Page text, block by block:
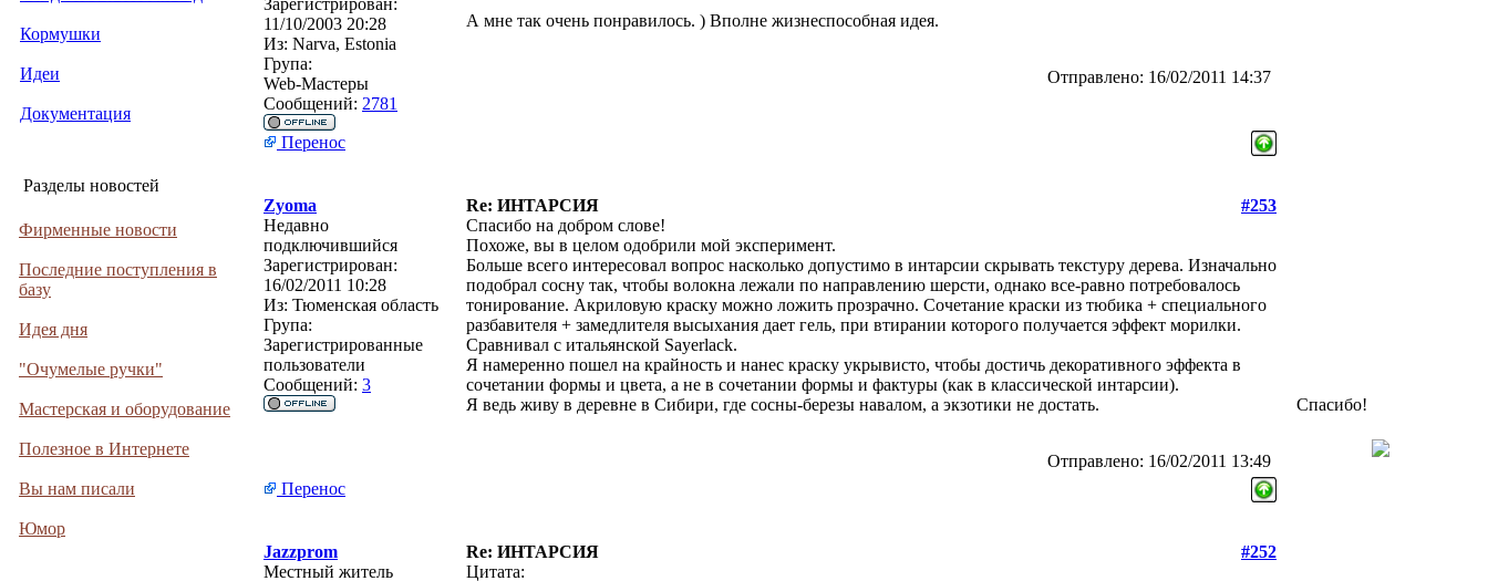
Кормушки
Идеи
Документация
Разделы новостей
Фирменные новости
Последние поступления в
базу
Идея дня
"Очумелые ручки"
Мастерская и оборудование
Полезное в Интернете
Вы нам писали
Юмор
Зарегистрирован:
11/10/2003 20:28
Из: Narva, Estonia
Група:
Web-Мастеры
Сообщений: 2781
А мне так очень понравилось. ) Вполне жизнеспособная идея.
Отправлено: 16/02/2011 14:37
Перенос
Zyoma Re: ИНТАРСИЯ
#253
Недавно
подключившийся
Зарегистрирован:
16/02/2011 10:28
Из: Тюменская область
Група:
Зарегистрированные
пользователи
Сообщений: 3
Спасибо на добром слове!
Похоже, вы в целом одобрили мой эксперимент.
Больше всего интересовал вопрос насколько допустимо в интарсии скрывать текстуру дерева. Изначально
подобрал сосну так, чтобы волокна лежали по направлению шерсти, однако все-равно потребовалось
тонирование. Акриловую краску можно ложить прозрачно. Сочетание краски из тюбика + специального
разбавителя + замедлителя высыхания дает гель, при втирании которого получается эффект морилки.
Сравнивал с итальянской Sayerlack.
Я намеренно пошел на крайность и нанес краску укрывисто, чтобы достичь декоративного эффекта в
сочетании формы и цвета, а не в сочетании формы и фактуры (как в классической интарсии).
Я ведь живу в деревне в Сибири, где сосны-березы навалом, а экзотики не достать.
Отправлено: 16/02/2011 13:49
Перенос
Jazzprom Re: ИНТАРСИЯ
#252
Местный житель
Цитата:
Спасибо!